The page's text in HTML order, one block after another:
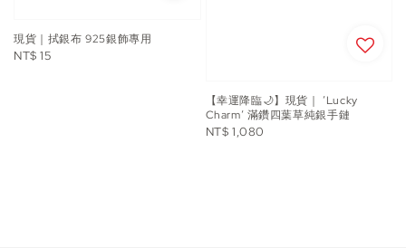
現貨｜拭銀布 925銀飾專用
Regular
NT$ 15
【幸運降臨🌙】現貨｜ ’Lucky
Charm’ 滿鑽四葉草純銀手鏈
Regular
NT$ 1,080